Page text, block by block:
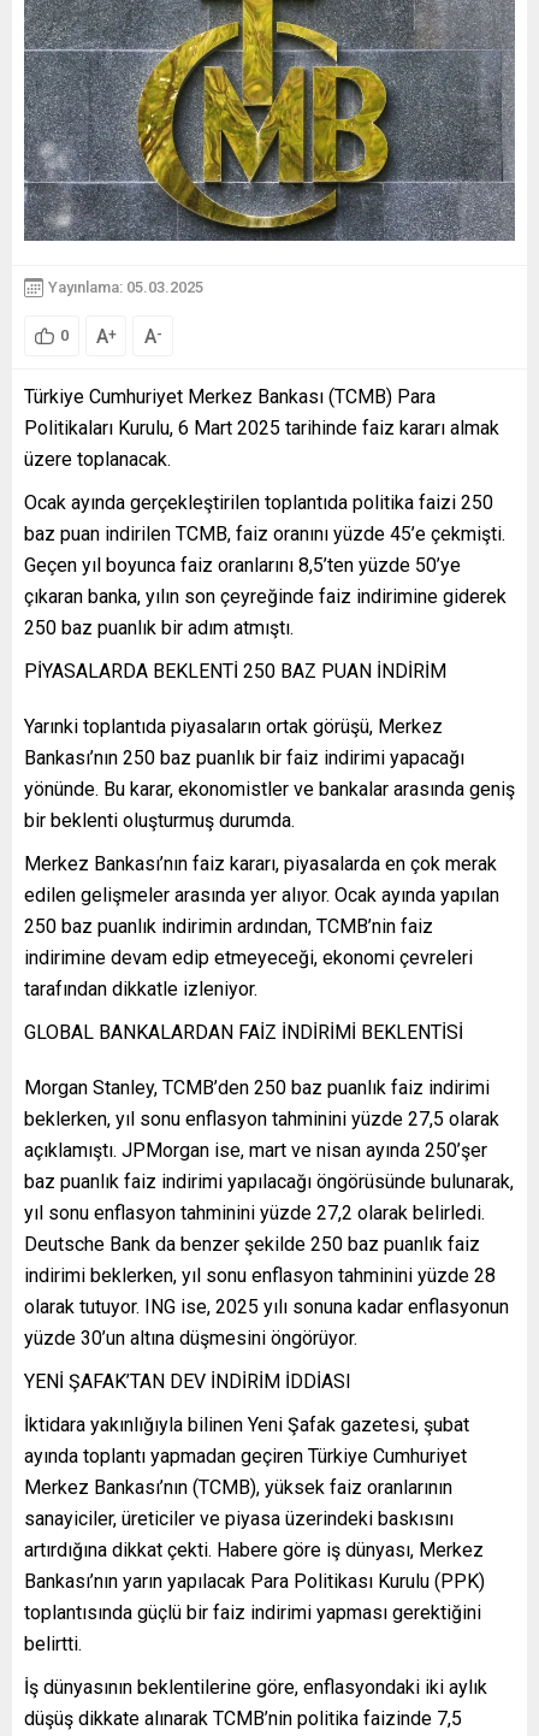
Yayınlama: 05.03.2025
0 A+ A-
Türkiye Cumhuriyet Merkez Bankası (TCMB) Para
Politikaları Kurulu, 6 Mart 2025 tarihinde faiz kararı almak
üzere toplanacak.
Ocak ayında gerçekleştirilen toplantıda politika faizi 250
baz puan indirilen TCMB, faiz oranını yüzde 45’e çekmişti.
Geçen yıl boyunca faiz oranlarını 8,5’ten yüzde 50’ye
çıkaran banka, yılın son çeyreğinde faiz indirimine giderek
250 baz puanlık bir adım atmıştı.
PİYASALARDA BEKLENTİ 250 BAZ PUAN İNDİRİM
Yarınki toplantıda piyasaların ortak görüşü, Merkez
Bankası’nın 250 baz puanlık bir faiz indirimi yapacağı
yönünde. Bu karar, ekonomistler ve bankalar arasında geniş
bir beklenti oluşturmuş durumda.
Merkez Bankası’nın faiz kararı, piyasalarda en çok merak
edilen gelişmeler arasında yer alıyor. Ocak ayında yapılan
250 baz puanlık indirimin ardından, TCMB’nin faiz
indirimine devam edip etmeyeceği, ekonomi çevreleri
tarafından dikkatle izleniyor.
GLOBAL BANKALARDAN FAİZ İNDİRİMİ BEKLENTİSİ
Morgan Stanley, TCMB’den 250 baz puanlık faiz indirimi
beklerken, yıl sonu enflasyon tahminini yüzde 27,5 olarak
açıklamıştı. JPMorgan ise, mart ve nisan ayında 250’şer
baz puanlık faiz indirimi yapılacağı öngörüsünde bulunarak,
yıl sonu enflasyon tahminini yüzde 27,2 olarak belirledi.
Deutsche Bank da benzer şekilde 250 baz puanlık faiz
indirimi beklerken, yıl sonu enflasyon tahminini yüzde 28
olarak tutuyor. ING ise, 2025 yılı sonuna kadar enflasyonun
yüzde 30’un altına düşmesini öngörüyor.
YENİ ŞAFAK’TAN DEV İNDİRİM İDDİASI
İktidara yakınlığıyla bilinen Yeni Şafak gazetesi, şubat
ayında toplantı yapmadan geçiren Türkiye Cumhuriyet
Merkez Bankası’nın (TCMB), yüksek faiz oranlarının
sanayiciler, üreticiler ve piyasa üzerindeki baskısını
artırdığına dikkat çekti. Habere göre iş dünyası, Merkez
Bankası’nın yarın yapılacak Para Politikası Kurulu (PPK)
toplantısında güçlü bir faiz indirimi yapması gerektiğini
belirtti.
İş dünyasının beklentilerine göre, enflasyondaki iki aylık
düşüş dikkate alınarak TCMB’nin politika faizinde 7,5